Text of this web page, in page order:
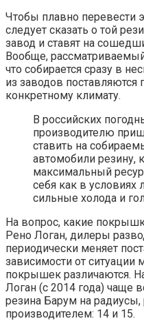
Чтобы плавно перевести
следует сказать о той
завод и ставят на
Вообще,
что собирается сразу в
из заводов
конкретному климату.
В российских
производителю
ставить на
автомобили резину,
максимальный
себя как в условиях
сильные холода и
На вопрос, какие
Рено Логан, дилеры
периодически меняет
зависимости от
покрышек различаются.
Логан (с 2014 года) чаще
резина Барум на
производителем: 14 и 15.